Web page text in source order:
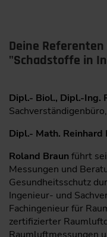
Deine
"Schadstoffe in
Dipl.- Biol., Dipl.-Ing.
Dipl.- Math. Reinhard
Roland Braunführt
Messungen und
Gesundheitsschutz
Ingenieur- und
Fachingenieur für
zertifizierter